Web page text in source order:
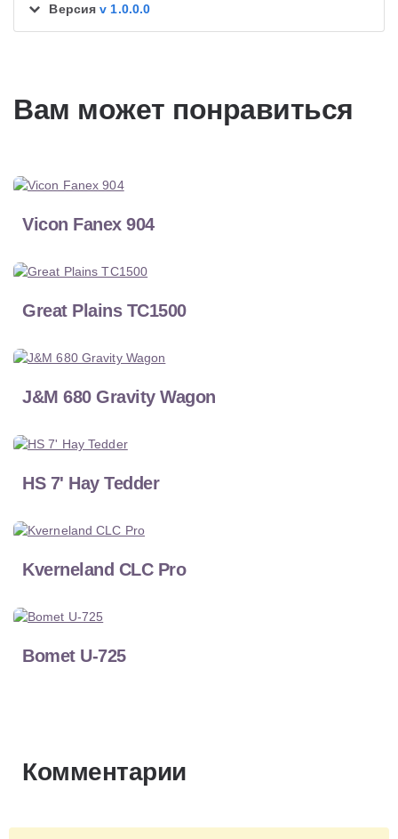
Версияv 1.0.0.0
Вам может понравиться
Vicon Fanex 904
Great Plains TC1500
J&M 680 Gravity Wagon
HS 7' Hay Tedder
Kverneland CLC Pro
Bomet U-725
Комментарии